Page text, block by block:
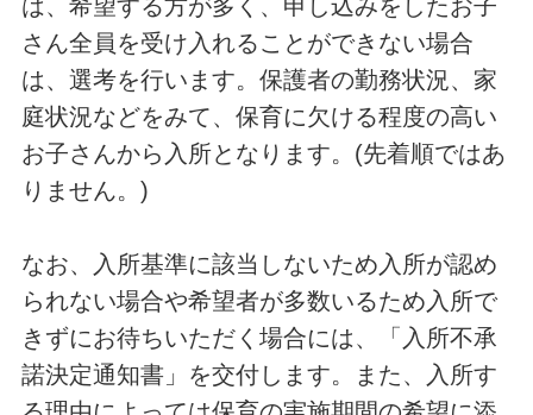
は、希望する方が多く、申し込みをしたお子
さん全員を受け入れることができない場合
は、選考を行います。保護者の勤務状況、家
庭状況などをみて、保育に欠ける程度の高い
お子さんから入所となります。(先着順ではあ
りません。)
なお、入所基準に該当しないため入所が認め
られない場合や希望者が多数いるため入所で
きずにお待ちいただく場合には、「入所不承
諾決定通知書」を交付します。また、入所す